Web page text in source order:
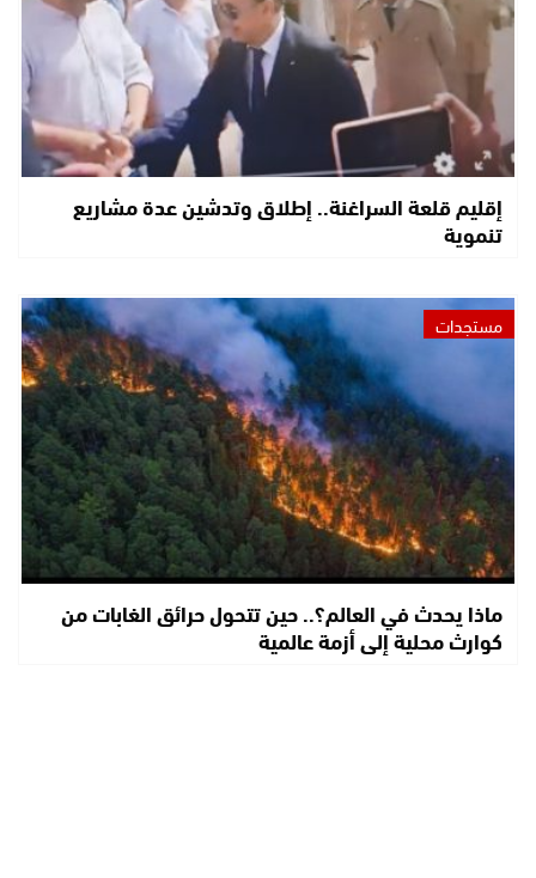
إقليم قلعة السراغنة.. إطلاق وتدشين عدة مشاريع
تنموية
مستجدات
ماذا يحدث في العالم؟.. حين تتحول حرائق الغابات من
كوارث محلية إلى أزمة عالمية